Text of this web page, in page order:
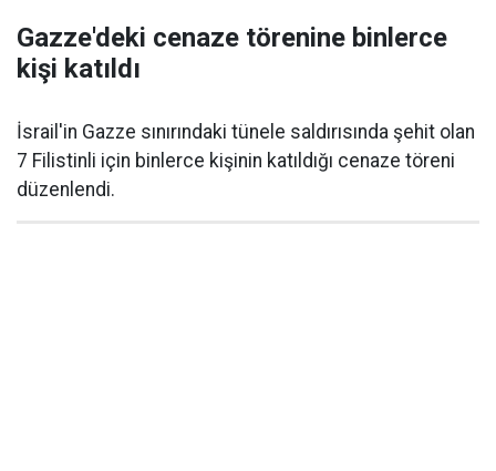
Gazze'deki cenaze törenine binlerce
kişi katıldı
İsrail'in Gazze sınırındaki tünele saldırısında şehit olan
7 Filistinli için binlerce kişinin katıldığı cenaze töreni
düzenlendi.